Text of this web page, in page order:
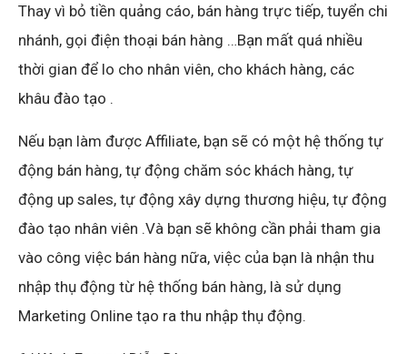
Thay vì bỏ tiền quảng cáo, bán hàng trực tiếp, tuyển chi
nhánh, gọi điện thoại bán hàng …Bạn mất quá nhiều
thời gian để lo cho nhân viên, cho khách hàng, các
khâu đào tạo .
Nếu bạn làm được Affiliate, bạn sẽ có một hệ thống tự
động bán hàng, tự động chăm sóc khách hàng, tự
động up sales, tự động xây dựng thương hiệu, tự động
đào tạo nhân viên .Và bạn sẽ không cần phải tham gia
vào công việc bán hàng nữa, việc của bạn là nhận thu
nhập thụ động từ hệ thống bán hàng, là sử dụng
Marketing Online tạo ra thu nhập thụ động.